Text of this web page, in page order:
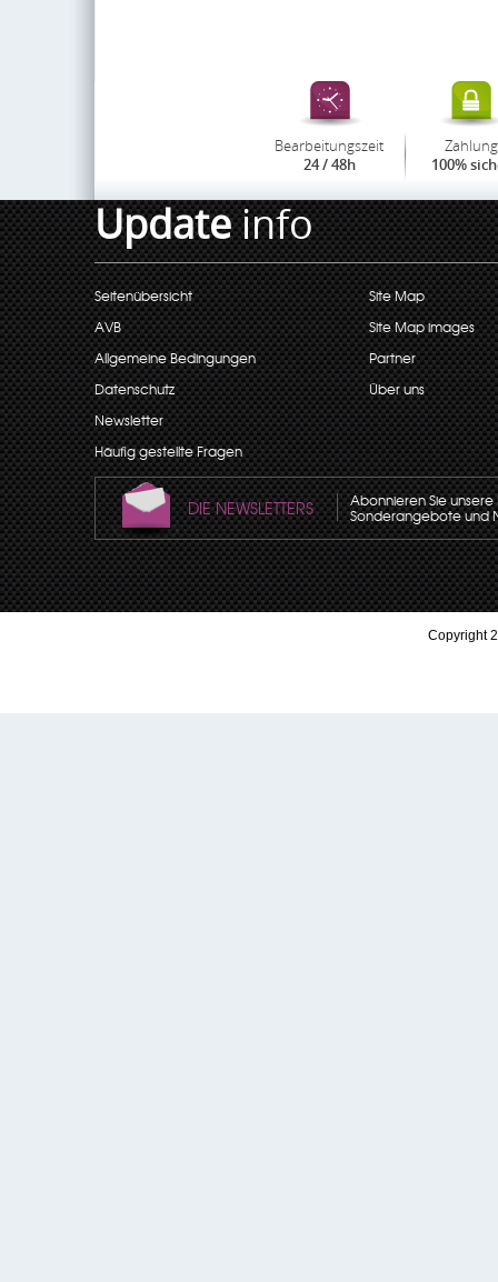
Bearbeitungszeit
24 / 48h
Zahlung
100%
Updateinfo
Seitenübersicht
AVB
Allgemeine Bedingungen
Datenschutz
Newsletter
Häufig gestellte Fragen
Site Map
Site Map images
Partner
Über uns
DIE NEWSLETTERS Abonnieren Sie
Sonderangebote und
Copyright